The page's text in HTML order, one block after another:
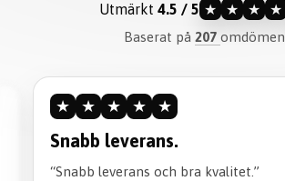
Utmärkt 4.5 / 5 ★ ★ ★ ★
Baserat på 207 omdömen
★ ★ ★ ★ ★
Snabb leverans.
“Snabb leverans och bra kvalitet.”